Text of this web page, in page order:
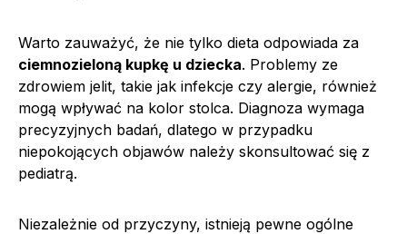
Warto zauważyć, że nie tylko dieta odpowiada za
ciemnozieloną kupkę u dziecka. Problemy ze
zdrowiem jelit, takie jak infekcje czy alergie, również
mogą wpływać na kolor stolca. Diagnoza wymaga
precyzyjnych badań, dlatego w przypadku
niepokojących objawów należy skonsultować się z
pediatrą.
Niezależnie od przyczyny, istnieją pewne ogólne